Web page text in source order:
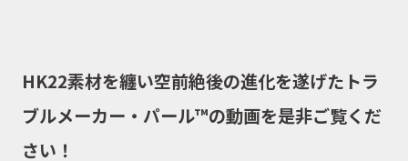
HK22素材を纏い空前絶後の進化を遂げたトラ
ブルメーカー・パール™の動画を是非ご覧くだ
さい！